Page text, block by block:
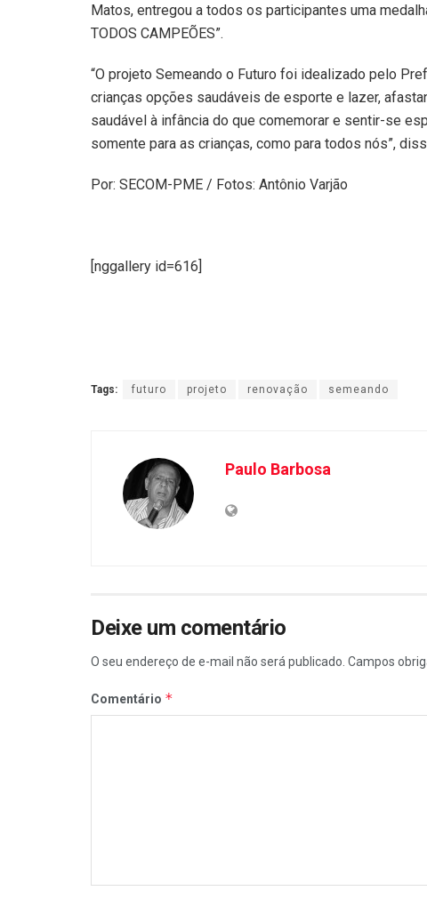
Matos, entregou a todos os participantes uma
TODOS CAMPEÕES”.
“O projeto Semeando o Futuro foi idealizado pelo
crianças opções saudáveis de esporte e lazer,
saudável à infância do que comemorar e sentir-se
somente para as crianças, como para todos nós”,
Por: SECOM-PME / Fotos: Antônio Varjão
[nggallery id=616]
Tags: futuro projeto renovação semeando
Paulo Barbosa
Deixe um comentário
O seu endereço de e-mail não será publicado. Campos
Comentário *